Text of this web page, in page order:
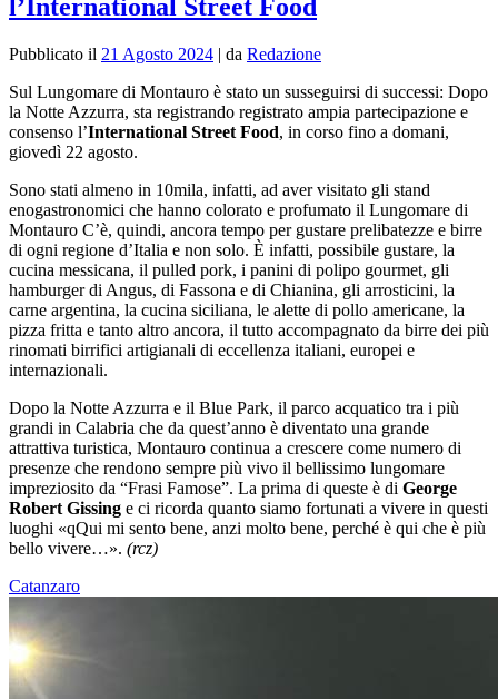
l’International Street Food
Pubblicato il 21 Agosto 2024 | da Redazione
Sul Lungomare di Montauro è stato un susseguirsi di successi: Dopo
la Notte Azzurra, sta registrando registrato ampia partecipazione e
consenso l’International Street Food, in corso fino a domani,
giovedì 22 agosto.
Sono stati almeno in 10mila, infatti, ad aver visitato gli stand
enogastronomici che hanno colorato e profumato il Lungomare di
Montauro C’è, quindi, ancora tempo per gustare prelibatezze e birre
di ogni regione d’Italia e non solo. È infatti, possibile gustare, la
cucina messicana, il pulled pork, i panini di polipo gourmet, gli
hamburger di Angus, di Fassona e di Chianina, gli arrosticini, la
carne argentina, la cucina siciliana, le alette di pollo americane, la
pizza fritta e tanto altro ancora, il tutto accompagnato da birre dei più
rinomati birrifici artigianali di eccellenza italiani, europei e
internazionali.
Dopo la Notte Azzurra e il Blue Park, il parco acquatico tra i più
grandi in Calabria che da quest’anno è diventato una grande
attrattiva turistica, Montauro continua a crescere come numero di
presenze che rendono sempre più vivo il bellissimo lungomare
impreziosito da “Frasi Famose”. La prima di queste è di George
Robert Gissing e ci ricorda quanto siamo fortunati a vivere in questi
luoghi «qQui mi sento bene, anzi molto bene, perché è qui che è più
bello vivere…». (rcz)
Catanzaro